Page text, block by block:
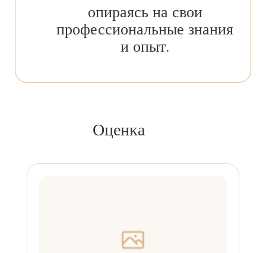
опираясь на свои
профессиональные знания
и опыт.
Оценка